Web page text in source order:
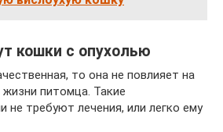
кошки с опухолью
то она не повлияет на
питомца. Такие
не требуют лечения, или легко ему